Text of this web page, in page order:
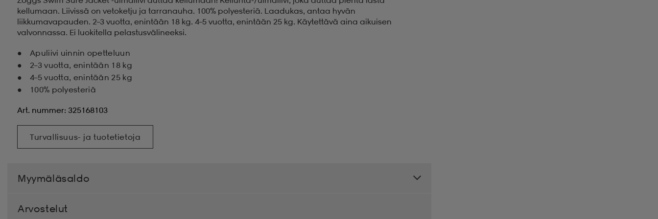
kellumaan. Liivissä on vetoketju ja tarranauha. 100% polyesteriä. Laadukas, antaa hyvän
liikkumavapauden. 2–3 vuotta, enintään 18 kg. 4–5 vuotta, enintään 25 kg. Käytettävä aina aikuisen
valvonnassa. Ei luokitella pelastusvälineeksi.
Apuliivi uinnin opetteluun
2–3 vuotta, enintään 18 kg
4–5 vuotta, enintään 25 kg
100% polyesteriä
Art. nummer: 325168103
Turvallisuus- ja tuotetietoja
Myymäläsaldo
Arvostelut